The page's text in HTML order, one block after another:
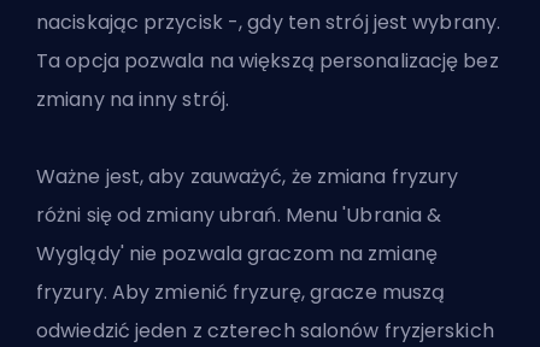
naciskając przycisk -, gdy ten strój jest wybrany.
Ta opcja pozwala na większą personalizację bez
zmiany na inny strój.
Ważne jest, aby zauważyć, że zmiana fryzury
różni się od zmiany ubrań. Menu 'Ubrania &
Wyglądy' nie pozwala graczom na zmianę
fryzury. Aby zmienić fryzurę, gracze muszą
odwiedzić jeden z czterech salonów fryzjerskich